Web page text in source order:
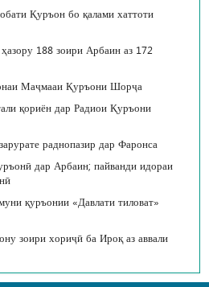
Қуръон бо қалами хаттоти
188 зоири Арбаин аз 172
Маҷмааи Қуръони Шорҷа
қориён дар Радиои Қуръони
раднопазир дар Фаронса
дар Арбаин; пайванди идораи
қуръонии «Давлати тиловат»
зоири хориҷӣ ба Ироқ аз аввали